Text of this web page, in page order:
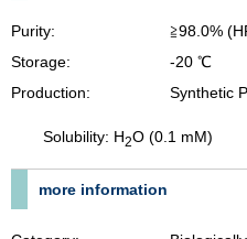
Purity:
≧98.0%
Storage:
-20 ℃
Production:
Synthetic
Solubility: H2O (0.1 mM)
more information